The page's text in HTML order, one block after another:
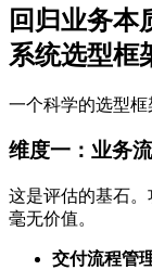
回归业务本
系统选型框
一个科学的选型框
维度一：业务
这是评估的基石
毫无价值。
交付流程管